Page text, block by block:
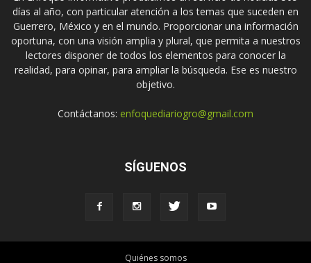
días al año, con particular atención a los temas que suceden en
Guerrero, México y en el mundo. Proporcionar una información
oportuna, con una visión amplia y plural, que permita a nuestros
lectores disponer de todos los elementos para conocer la
realidad, para opinar, para ampliar la búsqueda. Ese es nuestro
objetivo.
Contáctanos: enfoquediariogro@gmail.com
SÍGUENOS
Quiénes somos